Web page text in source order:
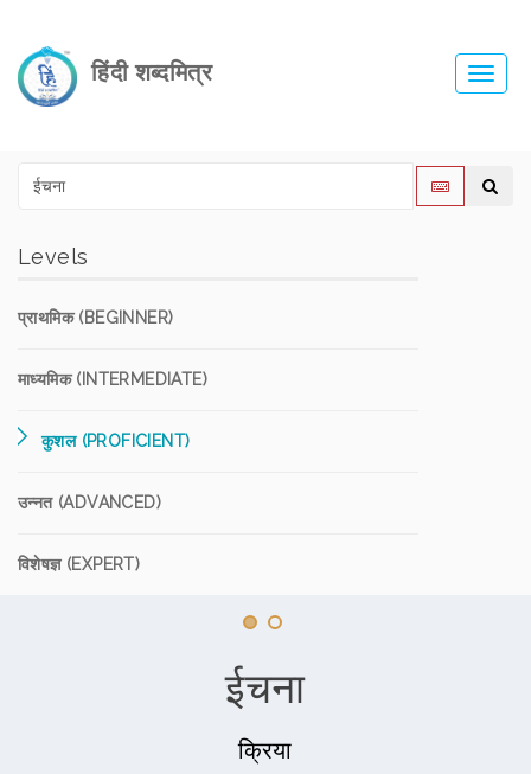
हिंदी शब्दमित्र
Levels
प्राथमिक (BEGINNER)
माध्यमिक (INTERMEDIATE)
कुशल (PROFICIENT)
उन्नत (ADVANCED)
विशेषज्ञ (EXPERT)
ईचना
क्रिया